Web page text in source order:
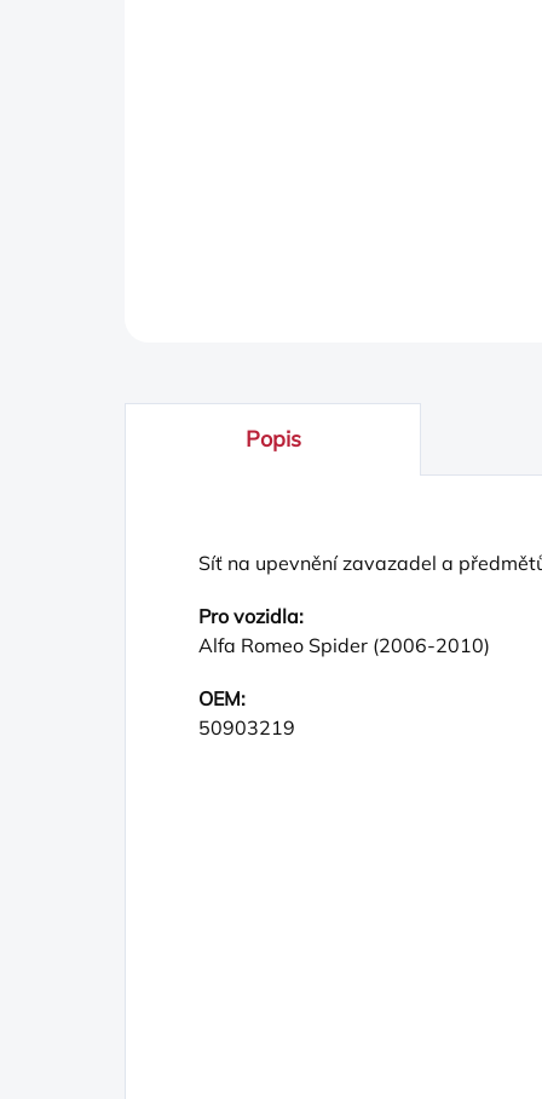
Popis
Síť na upevnění zavazadel a
Pro vozidla:
Alfa Romeo Spider (2006-2010)
OEM:
50903219